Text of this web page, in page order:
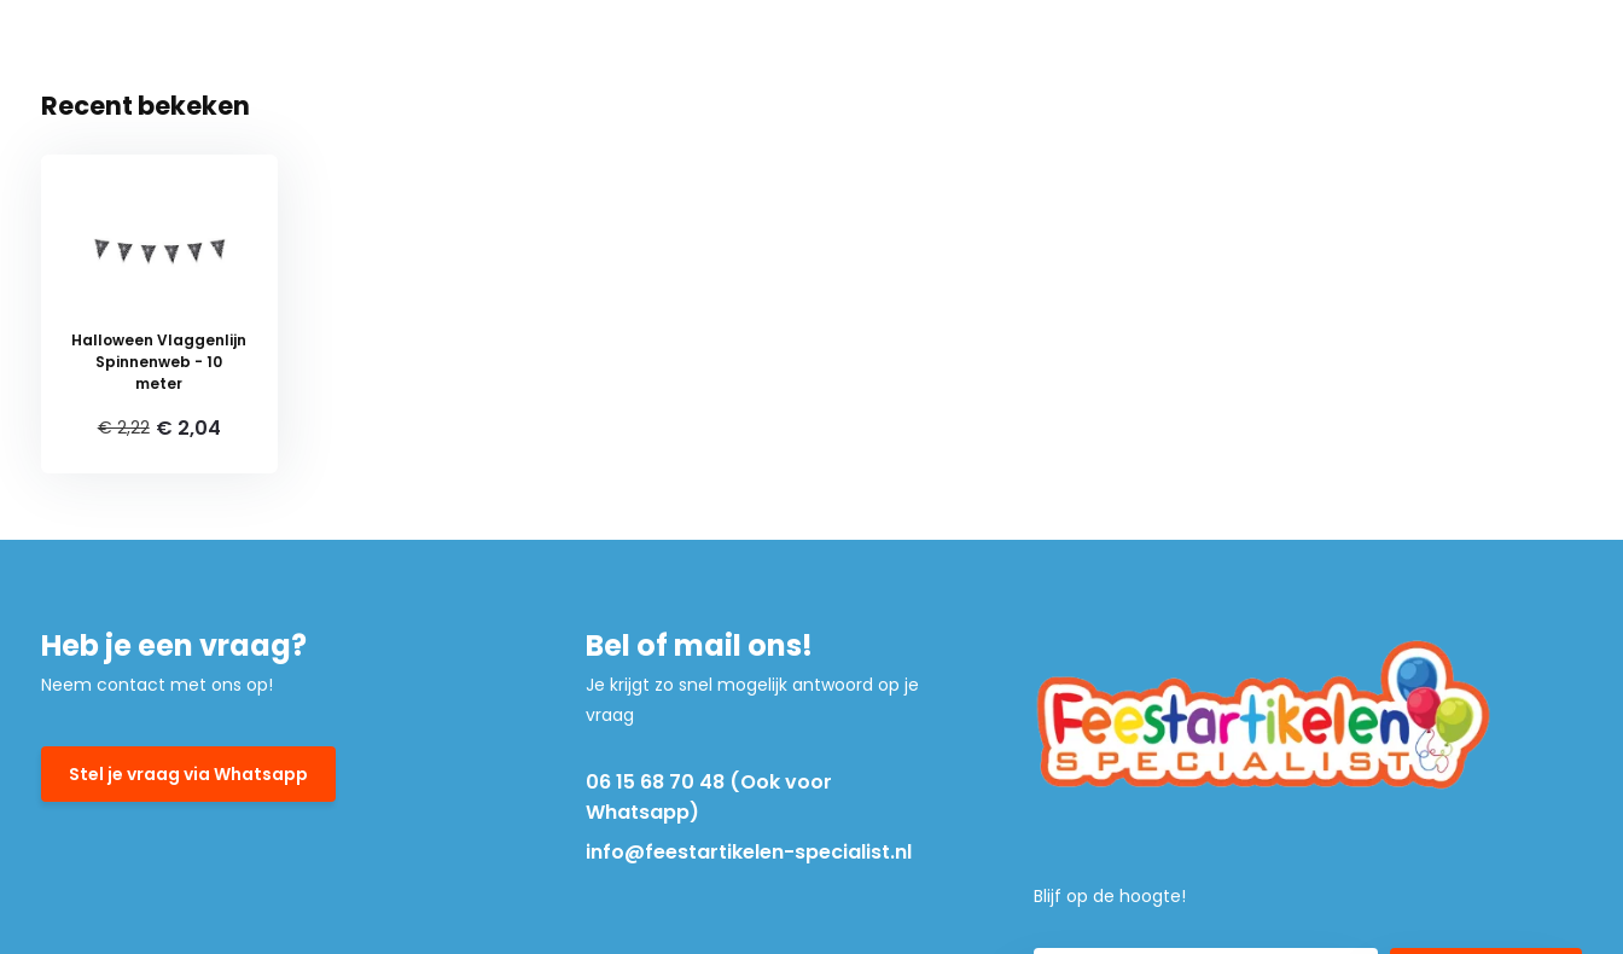
Recent bekeken
Halloween Vlaggenlijn
Spinnenweb - 10
meter
€ 2,22 € 2,04
Heb je een vraag?
Neem contact met ons op!
Stel je vraag via Whatsapp
Bel of mail ons!
Je krijgt zo snel mogelijk antwoord op je
vraag
06 15 68 70 48 (Ook voor
Whatsapp)
info@feestartikelen-specialist.nl
Blijf op de hoogte!